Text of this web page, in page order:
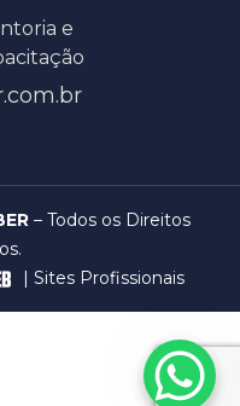
e
– Todos os Direitos
|Sites Profissionais